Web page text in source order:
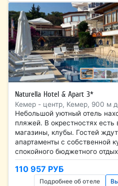
Naturella Hotel & Apart 3*
Кемер - центр, Кемер, 900 м
Небольшой уютный отель
пляжей. В окрестностях
магазины, клубы. Гостей
апартаменты с собственной
спокойного бюджетного
110 957 РУБ
Подробнее об отеле